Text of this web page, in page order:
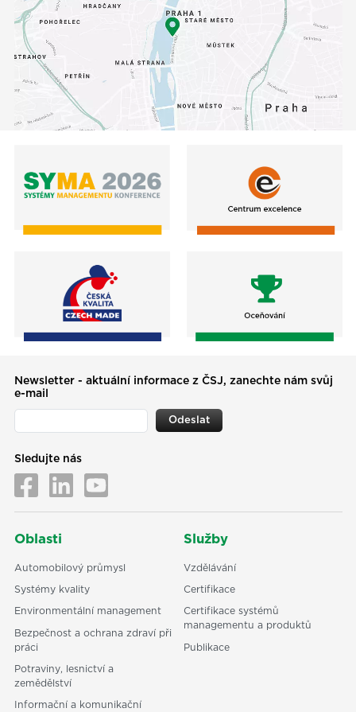
Newsletter - aktuální informace z ČSJ, zanechte nám svůj
e-mail
Odeslat
Sledujte nás
Oblasti
Automobilový průmysl
Systémy kvality
Environmentální management
Bezpečnost a ochrana zdraví při
práci
Potraviny, lesnictví a
zemědělství
Informační a komunikační
Služby
Vzdělávání
Certifikace
Certifikace systémů
managementu a produktů
Publikace